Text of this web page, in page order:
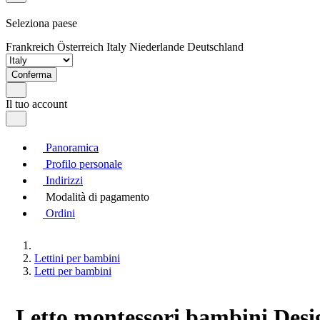
Seleziona paese
Frankreich Österreich Italy Niederlande Deutschland
Conferma
Il tuo account
Panoramica
Profilo personale
Indirizzi
Modalità di pagamento
Ordini
Lettini per bambini
Letti per bambini